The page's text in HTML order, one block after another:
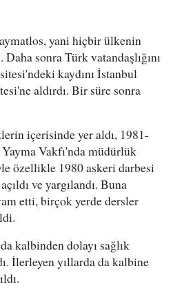
yani hiçbir ülkenin
sonra Türk vatandaşlığını
kaydını İstanbul
aldırdı. Bir süre sonra
içerisinde yer aldı, 1981-
Vakfı'nda müdürlük
özellikle 1980 askeri darbesi
ve yargılandı. Buna
etti, birçok yerde dersler
kalbinden dolayı sağlık
İlerleyen yıllarda da kalbine